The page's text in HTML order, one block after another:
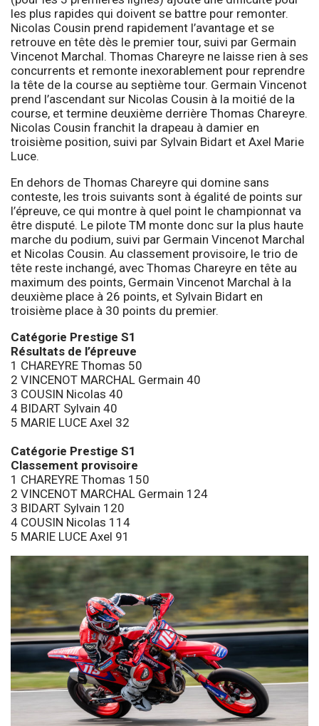
les plus rapides qui doivent se battre pour remonter.
Nicolas Cousin prend rapidement l’avantage et se
retrouve en tête dès le premier tour, suivi par Germain
Vincenot Marchal. Thomas Chareyre ne laisse rien à ses
concurrents et remonte inexorablement pour reprendre
la tête de la course au septième tour. Germain Vincenot
prend l’ascendant sur Nicolas Cousin à la moitié de la
course, et termine deuxième derrière Thomas Chareyre.
Nicolas Cousin franchit la drapeau à damier en
troisième position, suivi par Sylvain Bidart et Axel Marie
Luce.
En dehors de Thomas Chareyre qui domine sans
conteste, les trois suivants sont à égalité de points sur
l’épreuve, ce qui montre à quel point le championnat va
être disputé. Le pilote TM monte donc sur la plus haute
marche du podium, suivi par Germain Vincenot Marchal
et Nicolas Cousin. Au classement provisoire, le trio de
tête reste inchangé, avec Thomas Chareyre en tête au
maximum des points, Germain Vincenot Marchal à la
deuxième place à 26 points, et Sylvain Bidart en
troisième place à 30 points du premier.
Catégorie Prestige S1
Résultats de l’épreuve
1 CHAREYRE Thomas 50
2 VINCENOT MARCHAL Germain 40
3 COUSIN Nicolas 40
4 BIDART Sylvain 40
5 MARIE LUCE Axel 32
Catégorie Prestige S1
Classement provisoire
1 CHAREYRE Thomas 150
2 VINCENOT MARCHAL Germain 124
3 BIDART Sylvain 120
4 COUSIN Nicolas 114
5 MARIE LUCE Axel 91